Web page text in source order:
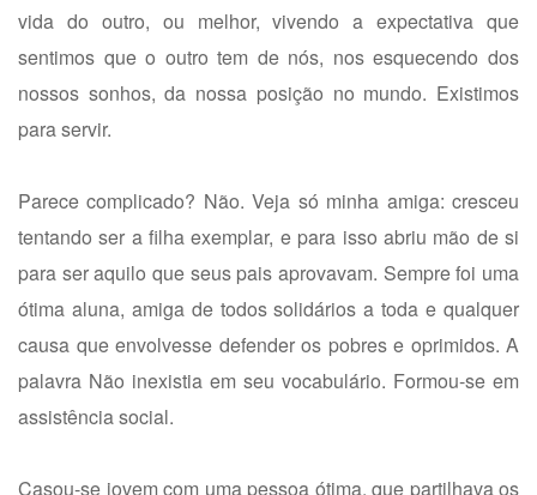
vida do outro, ou melhor, vivendo a expectativa que
sentimos que o outro tem de nós, nos esquecendo dos
nossos sonhos, da nossa posição no mundo. Existimos
para servir.
Parece complicado? Não. Veja só minha amiga: cresceu
tentando ser a filha exemplar, e para isso abriu mão de si
para ser aquilo que seus pais aprovavam. Sempre foi uma
ótima aluna, amiga de todos solidários a toda e qualquer
causa que envolvesse defender os pobres e oprimidos. A
palavra Não inexistia em seu vocabulário. Formou-se em
assistência social.
Casou-se jovem com uma pessoa ótima, que partilhava os